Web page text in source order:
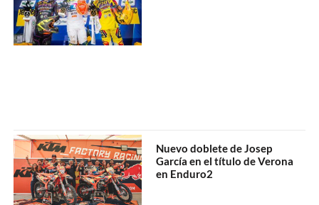
Nuevo doblete de Josep
García en el título de Verona
en Enduro2